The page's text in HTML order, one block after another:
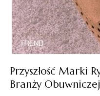
Przyszłość Marki
Branży Obuwniczej